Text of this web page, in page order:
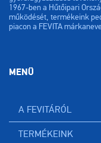
1967-ben a Hűtőipari
működését, termékeink
piacon a FEVITA
MENÜ
A FEVITÁRÓL
TERMÉKEINK